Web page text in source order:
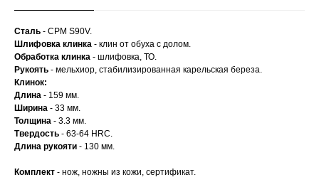
Сталь - CPM S90V.
Шлифовка клинка - клин от обуха с долом.
Обработка клинка - шлифовка, ТО.
Рукоять - мельхиор, стабилизированная карельская береза.
Клинок:
Длина - 159 мм.
Ширина - 33 мм.
Толщина - 3.3 мм.
Твердость - 63-64 HRC.
Длина рукояти - 130 мм.
Комплект - нож, ножны из кожи, сертификат.